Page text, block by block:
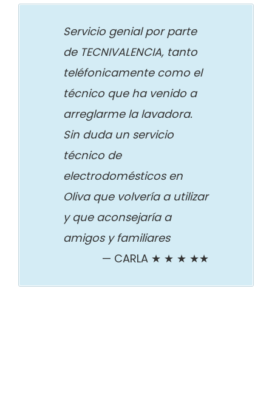
Servicio genial por parte
de TECNIVALENCIA, tanto
teléfonicamente como el
técnico que ha venido a
arreglarme la lavadora.
Sin duda un servicio
técnico de
electrodomésticos en
Oliva que volvería a utilizar
y que aconsejaría a
amigos y familiares
CARLA ★ ★ ★ ★★